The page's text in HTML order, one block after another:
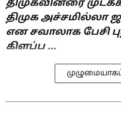
திமுகவினரை முடக்க
திமுக அச்சமில்லா
என சவாலாக பேசி
கிளப்ப ...